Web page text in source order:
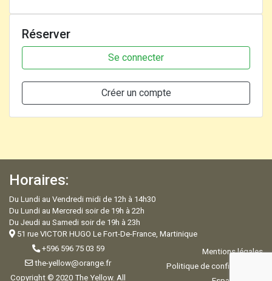
Réserver
Se connecter
Créer un compte
Horaires:
Du Lundi au Vendredi midi de 12h à 14h30
Du Lundi au Mercredi soir de 19h à 22h
Du Jeudi au Samedi soir de 19h à 23h
51 rue VICTOR HUGO Le Fort-De-France, Martinique
+596 596 75 03 59
the-yellow@orange.fr
Copyright © 2020 The Yellow. All
Mentions légales
Politique de confidentialité